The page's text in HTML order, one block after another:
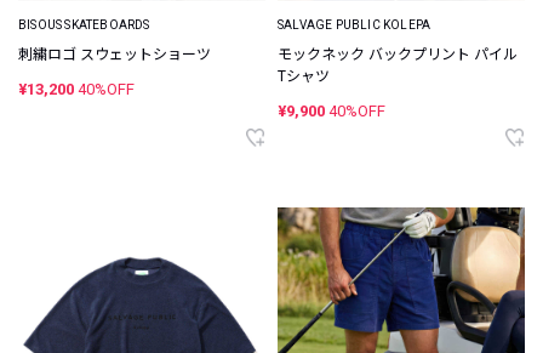
BISOUS SKATEBOARDS
刺繍ロゴ スウェットショーツ
¥13,200 40%OFF
SALVAGE PUBLIC KOLEPA
モックネック バックプリント パイル
Tシャツ
¥9,900 40%OFF